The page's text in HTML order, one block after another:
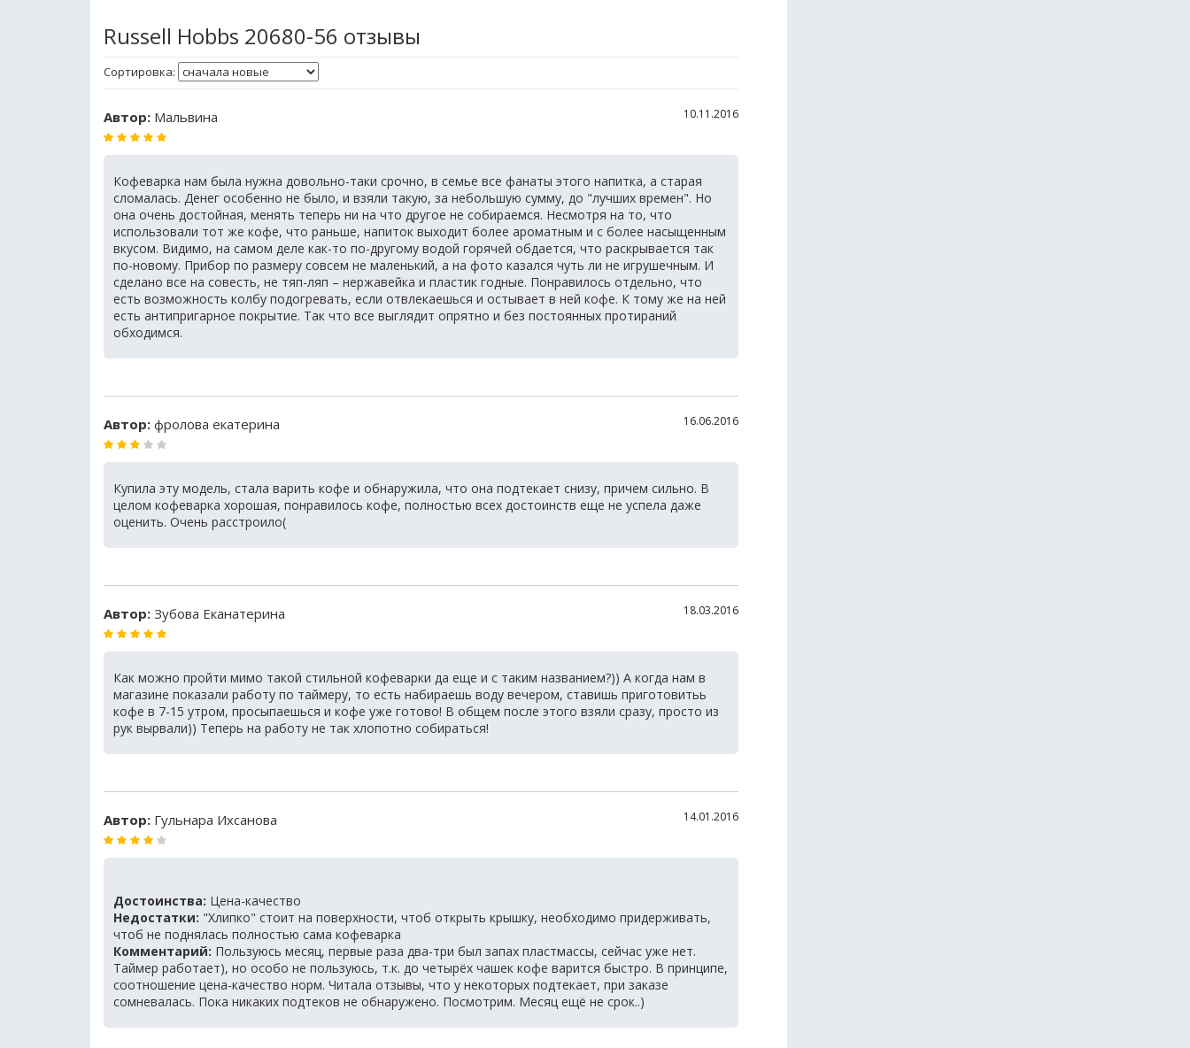
Russell Hobbs 20680-56 отзывы
Сортировка:
Автор: Мальвина 10.11.2016
Кофеварка нам была нужна довольно-таки срочно, в семье все фанаты этого напитка, а старая
сломалась. Денег особенно не было, и взяли такую, за небольшую сумму, до "лучших времен". Но
она очень достойная, менять теперь ни на что другое не собираемся. Несмотря на то, что
использовали тот же кофе, что раньше, напиток выходит более ароматным и с более насыщенным
вкусом. Видимо, на самом деле как-то по-другому водой горячей обдается, что раскрывается так
по-новому. Прибор по размеру совсем не маленький, а на фото казался чуть ли не игрушечным. И
сделано все на совесть, не тяп-ляп – нержавейка и пластик годные. Понравилось отдельно, что
есть возможность колбу подогревать, если отвлекаешься и остывает в ней кофе. К тому же на ней
есть антипригарное покрытие. Так что все выглядит опрятно и без постоянных протираний
обходимся.
Автор: фролова екатерина 16.06.2016
Купила эту модель, стала варить кофе и обнаружила, что она подтекает снизу, причем сильно. В
целом кофеварка хорошая, понравилось кофе, полностью всех достоинств еще не успела даже
оценить. Очень расстроило(
Автор: Зубова Еканатерина 18.03.2016
Как можно пройти мимо такой стильной кофеварки да еще и с таким названием?)) А когда нам в
магазине показали работу по таймеру, то есть набираешь воду вечером, ставишь приготовитьь
кофе в 7-15 утром, просыпаешься и кофе уже готово! В общем после этого взяли сразу, просто из
рук вырвали)) Теперь на работу не так хлопотно собираться!
Автор: Гульнара Ихсанова 14.01.2016
Достоинства: Цена-качество
Недостатки: "Хлипко" стоит на поверхности, чтоб открыть крышку, необходимо придерживать,
чтоб не поднялась полностью сама кофеварка
Комментарий: Пользуюсь месяц, первые раза два-три был запах пластмассы, сейчас уже нет.
Таймер работает), но особо не пользуюсь, т.к. до четырёх чашек кофе варится быстро. В принципе,
соотношение цена-качество норм. Читала отзывы, что у некоторых подтекает, при заказе
сомневалась. Пока никаких подтеков не обнаружено. Посмотрим. Месяц ещё не срок..)